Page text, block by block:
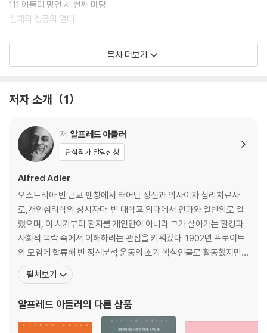
111 아들러 명언 세 번째 마당
실패와 성공의 열매
155 아들러 명언 네 번째 마당
세상을 연결하는 끈
목차 더보기
저자 소개 1
저 알프레드 아들러
관심작가 알림신청
Alfred Adler
오스트리아 빈 근교 펜칭에서 태어난 정신과 의사이자 심리치료사
로,개인심리학의 창시자다. 빈 대학교 의대에서 안과와 일반의로 일
했으며, 이 시기부터 환자를 개인만이 아니라 그가 살아가는 환경과
사회적 맥락 속에서 이해하려는 관점을 키워갔다. 1902년 프로이트
의 모임에 합류해 빈 정신분석 운동의 초기 핵심인물로 활동했지만,
인간을 성적 충동보다 목적, 열등감, 보상, 사회적 관계 속에서 이해
해야 한다는 견해를 발전시키며 1911년 결별했다. 아들러는 1907년
기질』을 통해 자신의 이론을 본격화했다. 그는 인간
펼쳐보기
알프레드 아들러의 다른 상품